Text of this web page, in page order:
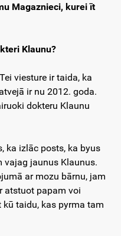
Magaznieci, kurei īt
Klaunu?
viesture ir taida, ka
ir nu 2012. goda.
dokteru Klaunu
ka izlāc posts, ka byus
vajag jaunus Klaunus.
ar mozu bārnu, jam
atstuot papam voi
kū taidu, kas pyrma tam